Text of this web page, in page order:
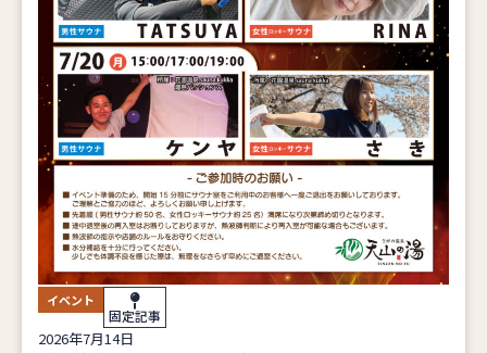
イベント
固定記事
2026年7月14日